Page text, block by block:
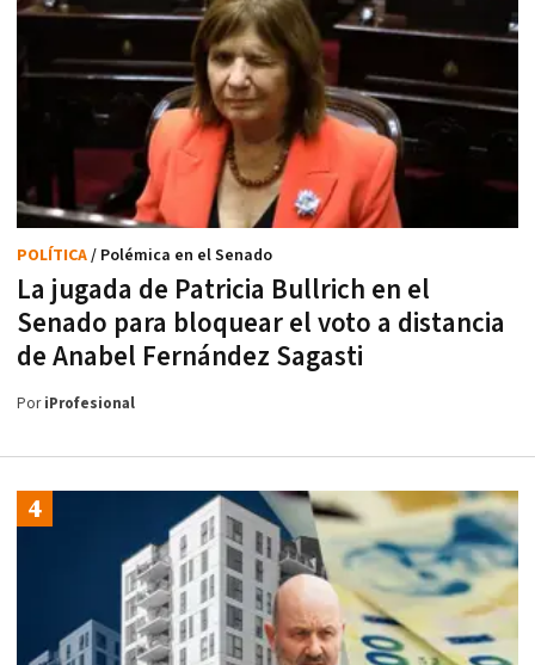
La jugada de Patricia Bullrich en el
Senado para bloquear el voto a distancia
de Anabel Fernández Sagasti
POLÍTICA/ Polémica en el Senado
PoriProfesional